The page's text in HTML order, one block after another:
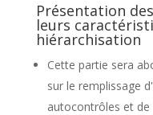
Présentation
leurs
hiérarchisation
Cette partie sera
sur le remplissage
autocontrôles et de